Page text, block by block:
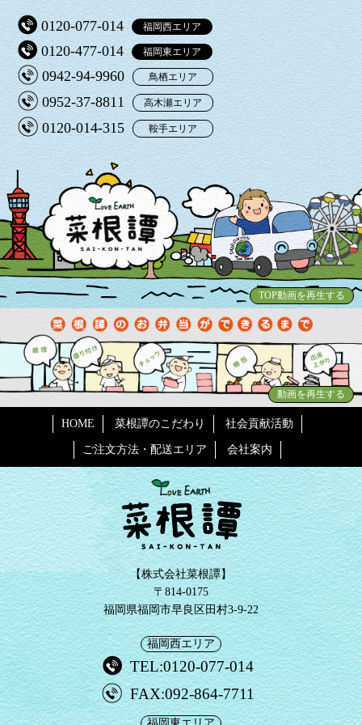
0120-077-014 福岡西エリア
0120-477-014 福岡東エリア
0942-94-9960 鳥栖エリア
0952-37-8811 高木瀬エリア
0120-014-315 鞍手エリア
TOP動画を再生する
動画を再生する
HOME 菜根譚のこだわり 社会貢献活動
ご注文方法・配送エリア 会社案内
【株式会社菜根譚】
〒814-0175
福岡県福岡市早良区田村3-9-22
福岡西エリア
TEL:0120-077-014
FAX:092-864-7711